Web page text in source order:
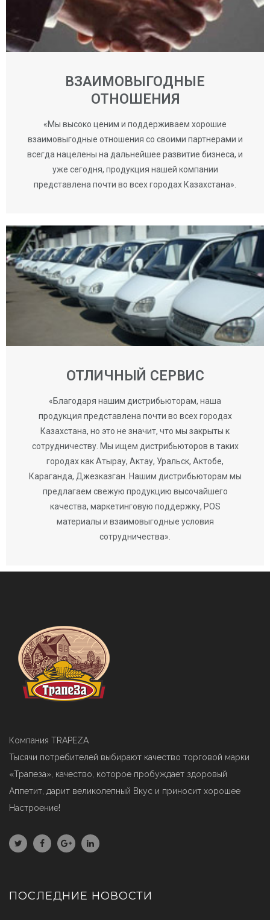
ВЗАИМОВЫГОДНЫЕ
ОТНОШЕНИЯ
«Мы высоко ценим и поддерживаем хорошие
взаимовыгодные отношения со своими партнерами и
всегда нацелены на дальнейшее развитие бизнеса, и
уже сегодня, продукция нашей компании
представлена почти во всех городах Казахстана».
ОТЛИЧНЫЙ СЕРВИС
«Благодаря нашим дистрибьюторам, наша
продукция представлена почти во всех городах
Казахстана, но это не значит, что мы закрыты к
сотрудничеству. Мы ищем дистрибьюторов в таких
городах как Атырау, Актау, Уральск, Актобе,
Караганда, Джезказган. Нашим дистрибьюторам мы
предлагаем свежую продукцию высочайшего
качества, маркетинговую поддержку, POS
материалы и взаимовыгодные условия
сотрудничества».
Компания TRAPEZA
Тысячи потребителей выбирают качество торговой марки
«Трапеза», качество, которое пробуждает здоровый
Аппетит, дарит великолепный Вкус и приносит хорошее
Настроение!
ПОСЛЕДНИЕ НОВОСТИ